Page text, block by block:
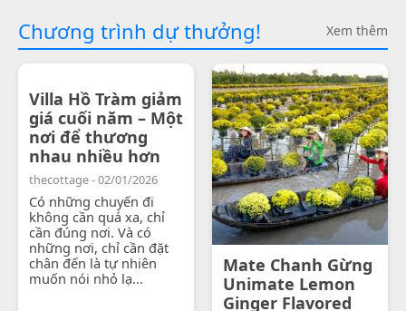
Chương trình dự thưởng! Xem thêm
Villa Hồ Tràm giảm
giá cuối năm – Một
nơi để thương
nhau nhiều hơn
thecottage - 02/01/2026
Có những chuyến đi
không cần quá xa, chỉ
cần đúng nơi. Và có
những nơi, chỉ cần đặt
chân đến là tự nhiên
muốn nói nhỏ lạ...
Mate Chanh Gừng
Unimate Lemon
Ginger Flavored